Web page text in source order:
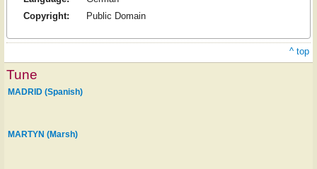
Copyright:
Public Domain
^ top
Tune
MADRID (Spanish)
MARTYN (Marsh)